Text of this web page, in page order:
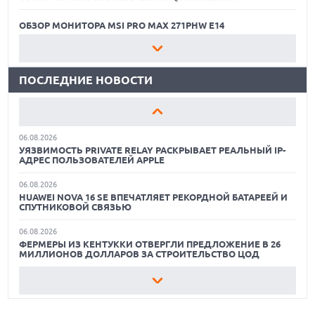
ОБЗОР МОНИТОРА MSI PRO MAX 271PHW E14
КАК БЕЗОПАСНО КУПИТЬ Б/У СМАРТФОН
ОБЗОР ПЫЛЕСОСА DREAME Z40 AQUACYCLE PRO
ОБЗОР МОНИТОРА MSI PRO MAX 271PHW E14
КАК БЕЗОПАСНО КУПИТЬ Б/У СМАРТФОН
ОБЗОР МОНИТОРА MSI PRO MAX 271PHW E14
ПОСЛЕДНИЕ НОВОСТИ
ТОЛЩИНОЙ 4,7 ММ И 12" OLED МАТРИЦЕЙ
УБОРКИ И ЛИНЕЙКУ ТЕХНИКИ 2026 ГОДА
06.08.2026
УЯЗВИМОСТЬ PRIVATE RELAY РАСКРЫВАЕТ РЕАЛЬНЫЙ IP-
АДРЕС ПОЛЬЗОВАТЕЛЕЙ APPLE
06.08.2026
HUAWEI NOVA 16 SE ВПЕЧАТЛЯЕТ РЕКОРДНОЙ БАТАРЕЕЙ И
СПУТНИКОВОЙ СВЯЗЬЮ
06.08.2026
ФЕРМЕРЫ ИЗ КЕНТУККИ ОТВЕРГЛИ ПРЕДЛОЖЕНИЕ В 26
МИЛЛИОНОВ ДОЛЛАРОВ ЗА СТРОИТЕЛЬСТВО ЦОД